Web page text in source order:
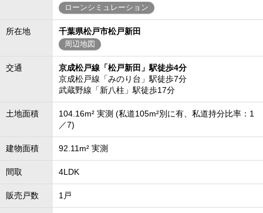
ローンシミュレーション
所在地 千葉県松戸市松戸新田
周辺地図
交通
京成松戸線「松戸新田」駅徒歩4分
京成松戸線「みのり台」駅徒歩7分
武蔵野線「新八柱」駅徒歩17分
土地面積
104.16m² 実測 (私道105m²別に有、私道持分比率：1
／7)
建物面積 92.11m² 実測
間取 4LDK
販売戸数 1戸